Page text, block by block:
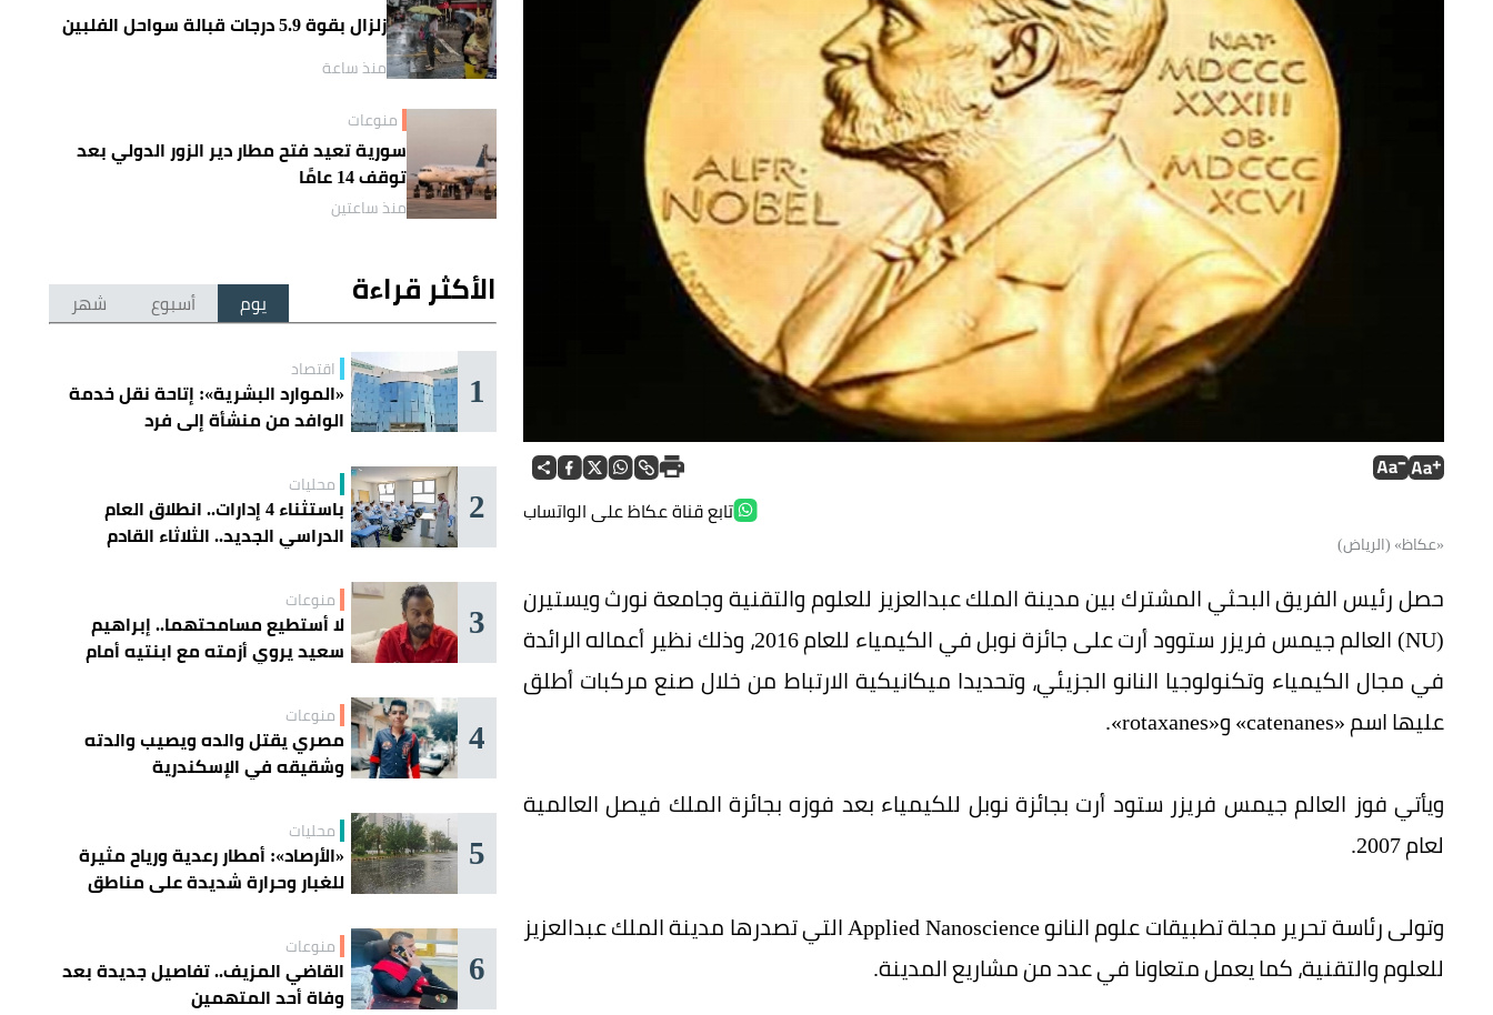
تابع قناة عكاظ على الواتساب
«عكاظ» (الرياض)
حصل رئيس الفريق البحثي المشترك بين مدينة الملك عبدالعزيز للعلوم والتقنية وجامعة نورث ويستيرن
(NU) العالم جيمس فريزر ستوود أرت على جائزة نوبل في الكيمياء للعام 2016، وذلك نظير أعماله الرائدة
في مجال الكيمياء وتكنولوجيا النانو الجزيئي، وتحديدا ميكانيكية الارتباط من خلال صنع مركبات أطلق
عليها اسم «catenanes» و«rotaxanes».
ويأتي فوز العالم جيمس فريزر ستود أرت بجائزة نوبل للكيمياء بعد فوزه بجائزة الملك فيصل العالمية
لعام 2007.
وتولى رئاسة تحرير مجلة تطبيقات علوم النانو Applied Nanoscience التي تصدرها مدينة الملك عبدالعزيز
للعلوم والتقنية، كما يعمل متعاونا في عدد من مشاريع المدينة.
زلزال بقوة 5.9 درجات قبالة سواحل الفلبين
منذ ساعة
منوعات
سورية تعيد فتح مطار دير الزور الدولي بعد
توقف 14 عامًا
منذ ساعتين
الأكثر قراءة يوم أسبوع شهر
1 اقتصاد
«الموارد البشرية»: إتاحة نقل خدمة
الوافد من منشأة إلى فرد
2 محليات
باستثناء 4 إدارات.. انطلاق العام
الدراسي الجديد.. الثلاثاء القادم
3 منوعات
لا أستطيع مسامحتهما.. إبراهيم
سعيد يروي أزمته مع ابنتيه أمام
4 منوعات
مصري يقتل والده ويصيب والدته
وشقيقه في الإسكندرية
5 محليات
«الأرصاد»: أمطار رعدية ورياح مثيرة
للغبار وحرارة شديدة على مناطق
6 منوعات
القاضي المزيف.. تفاصيل جديدة بعد
وفاة أحد المتهمين